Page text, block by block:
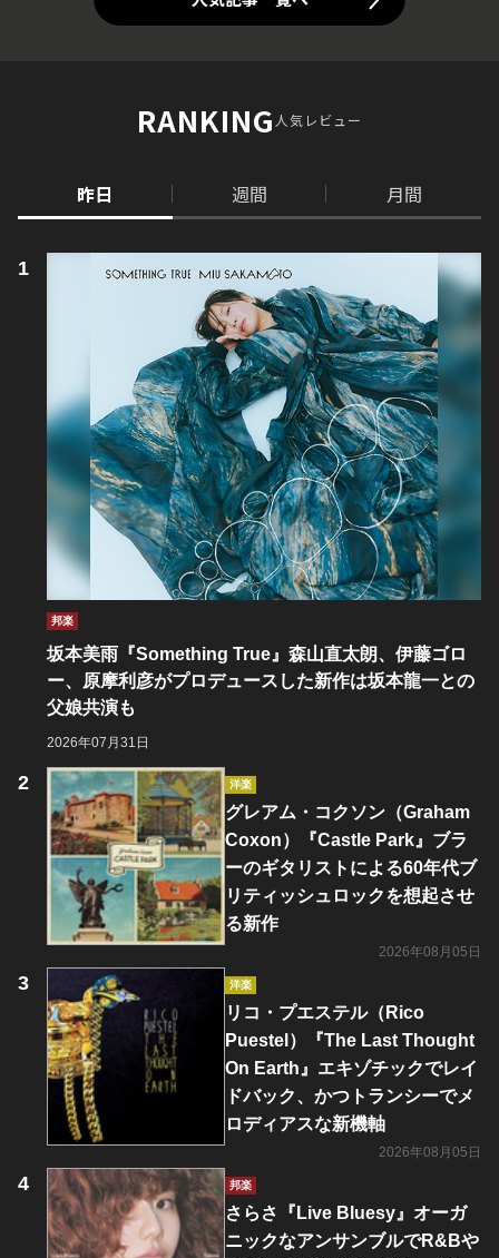
RANKING人気レビュー
昨日 週間 月間
邦楽
坂本美雨『Something True』森山直太朗、伊藤ゴロ
ー、原摩利彦がプロデュースした新作は坂本龍一との
父娘共演も
2026年07月31日
洋楽
グレアム・コクソン（Graham
Coxon）『Castle Park』ブラ
ーのギタリストによる60年代ブ
リティッシュロックを想起させ
る新作
2026年08月05日
洋楽
リコ・プエステル（Rico
Puestel）『The Last Thought
On Earth』エキゾチックでレイ
ドバック、かつトランシーでメ
ロディアスな新機軸
2026年08月05日
邦楽
さらさ『Live Bluesy』オーガ
ニックなアンサンブルでR&Bや